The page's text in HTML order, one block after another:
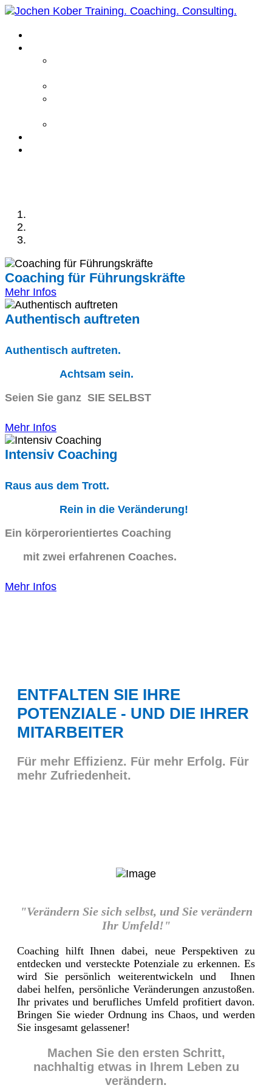
Coaching für Führungskräfte
Mehr Infos
Authentisch auftreten
Authentisch auftreten.
Achtsam sein.
Seien Sie ganz SIE SELBST
Mehr Infos
Intensiv Coaching
Raus aus dem Trott.
Rein in die Veränderung!
Ein körperorientiertes Coaching
mit zwei erfahrenen Coaches.
Mehr Infos
ENTFALTEN SIE IHRE
POTENZIALE - UND DIE IHRER
MITARBEITER
Für mehr Effizienz. Für mehr Erfolg. Für
mehr Zufriedenheit.
"Verändern Sie sich selbst, und Sie verändern
Ihr Umfeld!"
Coaching hilft Ihnen dabei, neue Perspektiven zu
entdecken und versteckte Potenziale zu erkennen. Es
wird Sie persönlich weiterentwickeln und Ihnen
dabei helfen, persönliche Veränderungen anzustoßen.
Ihr privates und berufliches Umfeld profitiert davon.
Bringen Sie wieder Ordnung ins Chaos, und werden
Sie insgesamt gelassener!
Machen Sie den ersten Schritt,
nachhaltig etwas in Ihrem Leben zu
verändern.